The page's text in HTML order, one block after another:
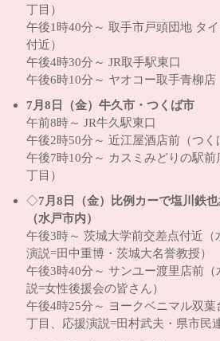
丁目）
午後1時40分～ 取手市戸頭団地 タ
付近）
午後4時30分～ JR取手駅東口
午後6時10分～ ヤオコー取手青柳店
7月8日（金）牛久市・つくば市
午前8時～ JR牛久駅東口
午後2時50分～ 近江屋酒店前（つく
午後7時10分～ カスミみどりの駅前
丁目）
◇7月8日（金）比例カーで塩川鉄
（水戸市内）
午後3時～ 茨城大学前交差点付近（
演説=田中重博・茨城大名誉教授）
午後3時40分～ サンユー渡里店前
説=女性後援会の皆さん）
午後4時25分～ ヨークベニマル双
丁目、応援演説=田村武夫・県市民